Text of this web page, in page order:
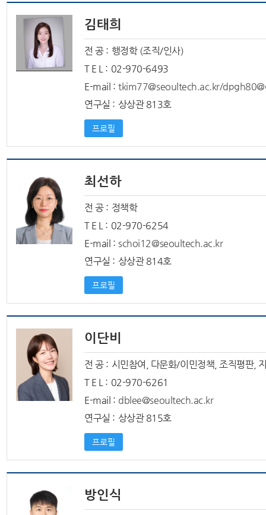
김태희
전 공 : 행정학 (조직/인사)
T E L : 02-970-6493
E-mail : tkim77@seoultech.ac.kr/
연구실 : 상상관 813호
프로필
최선하
전 공 : 정책학
T E L : 02-970-6254
E-mail : schoi12@seoultech.ac.kr
연구실 : 상상관 814호
프로필
이단비
전 공 : 시민참여, 다문화/이민정책, 조직평판,
T E L : 02-970-6261
E-mail : dblee@seoultech.ac.kr
연구실 : 상상관 815호
프로필
방인식